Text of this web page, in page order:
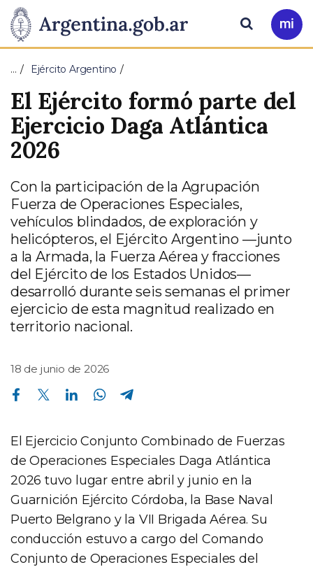
Presidencia
de
la
Nación
Pasar al contenido principal
Ir
a
Buscar
… Ejército Argentino
El Ejército formó parte del
Ejercicio Daga Atlántica
2026
Con la participación de la Agrupación
Fuerza de Operaciones Especiales,
vehículos blindados, de exploración y
helicópteros, el Ejército Argentino —junto
a la Armada, la Fuerza Aérea y fracciones
del Ejército de los Estados Unidos—
desarrolló durante seis semanas el primer
ejercicio de esta magnitud realizado en
territorio nacional.
18 de junio de 2026
Compartir en Facebook Compartir en Twitter Compartir en Linkedin Compartir en Whatsapp
El Ejercicio Conjunto Combinado de Fuerzas
de Operaciones Especiales Daga Atlántica
2026 tuvo lugar entre abril y junio en la
Guarnición Ejército Córdoba, la Base Naval
Puerto Belgrano y la VII Brigada Aérea. Su
conducción estuvo a cargo del Comando
Conjunto de Operaciones Especiales del